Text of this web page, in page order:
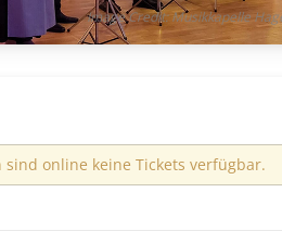
Image Credit: Musikkapelle
sind online keine Tickets verfügbar.